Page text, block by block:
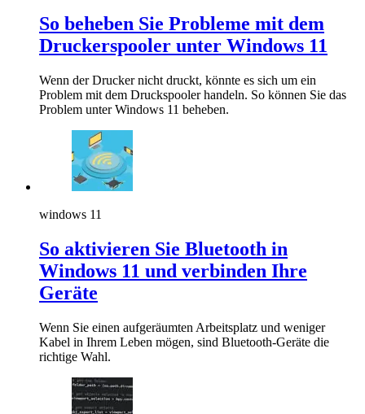
So beheben Sie Probleme mit dem
Druckerspooler unter Windows 11
Wenn der Drucker nicht druckt, könnte es sich um ein
Problem mit dem Druckspooler handeln. So können Sie das
Problem unter Windows 11 beheben.
windows 11
So aktivieren Sie Bluetooth in
Windows 11 und verbinden Ihre
Geräte
Wenn Sie einen aufgeräumten Arbeitsplatz und weniger
Kabel in Ihrem Leben mögen, sind Bluetooth-Geräte die
richtige Wahl.